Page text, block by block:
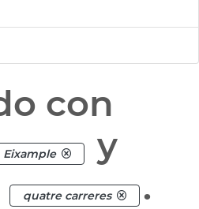
con
Eixample
y
quatre carreres .